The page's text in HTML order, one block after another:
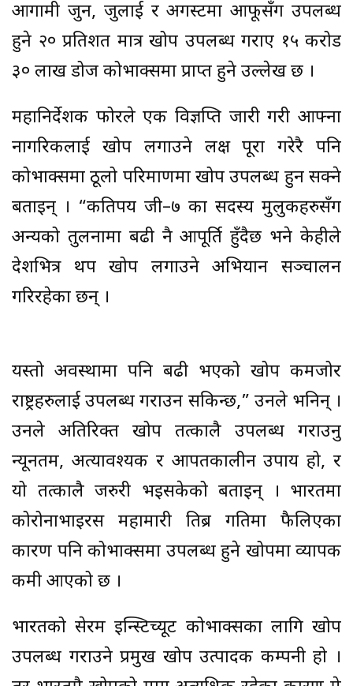
आगामी जुन, जुलाई र अगस्टमा आफूसँग उपलब्ध
हुने २० प्रतिशत मात्र खोप उपलब्ध गराए १५ करोड
३० लाख डोज कोभाक्समा प्राप्त हुने उल्लेख छ ।
महानिर्देशक फोरले एक विज्ञप्ति जारी गरी आफ्ना
नागरिकलाई खोप लगाउने लक्ष पूरा गरेरै पनि
कोभाक्समा ठूलो परिमाणमा खोप उपलब्ध हुन सक्ने
बताइन् । “कतिपय जी–७ का सदस्य मुलुकहरुसँग
अन्यको तुलनामा बढी नै आपूर्ति हुँदैछ भने केहीले
देशभित्र थप खोप लगाउने अभियान सञ्चालन
गरिरहेका छन् ।
यस्तो अवस्थामा पनि बढी भएको खोप कमजोर
राष्ट्रहरुलाई उपलब्ध गराउन सकिन्छ,” उनले भनिन् ।
उनले अतिरिक्त खोप तत्कालै उपलब्ध गराउनु
न्यूनतम, अत्यावश्यक र आपतकालीन उपाय हो, र
यो तत्कालै जरुरी भइसकेको बताइन् । भारतमा
कोरोनाभाइरस महामारी तिब्र गतिमा फैलिएका
कारण पनि कोभाक्समा उपलब्ध हुने खोपमा व्यापक
कमी आएको छ ।
भारतको सेरम इन्स्टिच्यूट कोभाक्सका लागि खोप
उपलब्ध गराउने प्रमुख खोप उत्पादक कम्पनी हो ।